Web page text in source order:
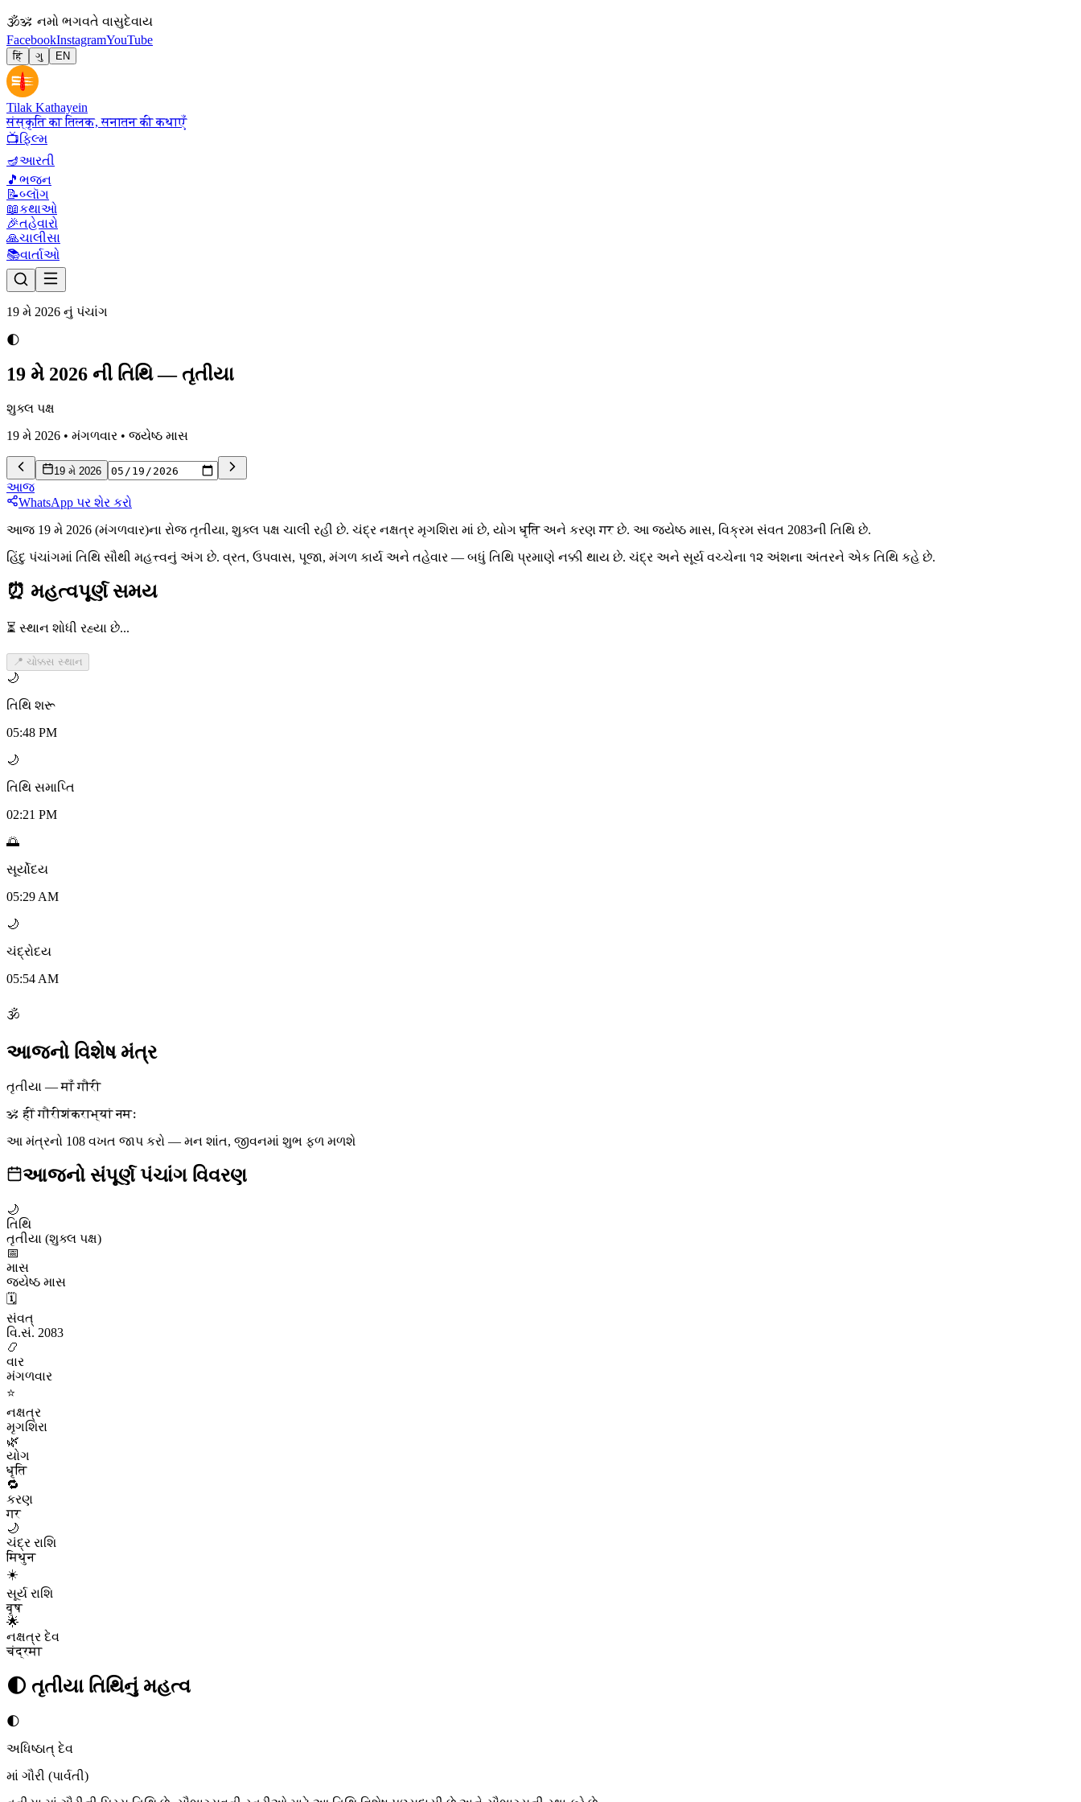
🕉ॐ નમો ભગવતે વાસુદેવાય
FacebookInstagramYouTube
हिं ગુ EN
Tilak Kathayein
संस्कृति का तिलक, सनातन की कथाएँ
📺ફિલ્મ
🪔આરતી
🎵 ભજન
📝બ્લૉગ
📖કથાઓ
🎉તહેવારો
🙏ચાલીસા
📚વાર્તાઓ
19 મે 2026 નું પંચાંગ
🌓
19 મે 2026 ની તિથિ— તૃતીયા
શુક્લ પક્ષ
19 મે 2026 • મંગળવાર • જ્યેષ્ઠ માસ
19 મે 2026
આજ
WhatsApp પર શેર કરો
આજ 19 મે 2026 (મંગળવાર)ના રોજ તૃતીયા, શુક્લ પક્ષ ચાલી રહી છે. ચંદ્ર નક્ષત્ર મૃગશિરા માં છે, યોગ धृति અને કરણ गर છે. આ જ્યેષ્ઠ માસ, વિક્રમ સંવત 2083ની તિથિ છે.
હિંદુ પંચાંગમાં તિથિ સૌથી મહત્ત્વનું અંગ છે. વ્રત, ઉપવાસ, પૂજા, મંગળ કાર્ય અને તહેવાર — બધું તિથિ પ્રમાણે નક્કી થાય છે. ચંદ્ર અને સૂર્ય વચ્ચેના ૧૨ અંશના અંતરને એક તિથિ કહે છે.
⏰ મહત્વપૂર્ણ સમય
⏳ સ્થાન શોધી રહ્યા છે...
📍 ચોક્કસ સ્થાન
🌙
તિથિ શરૂ
05:48 PM
🌙
તિથિ સમાપ્તિ
02:21 PM
🌅
સૂર્યોદય
05:29 AM
🌙
ચંદ્રોદય
05:54 AM
🕉
આજનો વિશેષ મંત્ર
તૃતીયા —माँ गौरी
ॐ हीं गौरीशंकराभ्यां नमः
આ મંત્રનો 108 વખત જાપ કરો — મન શાંત, જીવનમાં શુભ ફળ મળશે
આજનો સંપૂર્ણ પંચાંગ વિવરણ
🌙
તિથિ
તૃતીયા (શુક્લ પક્ષ)
📅
માસ
જ્યેષ્ઠ માસ
🗓️
સંવત્
વિ.સં. 2083
📿
વાર
મંગળવાર
⭐
નક્ષત્ર
મૃગશિરા
🌿
યોગ
धृति
🔁
કરણ
गर
🌙
ચંદ્ર રાશિ
मिथुन
☀️
સૂર્ય રાશિ
वृष
🌟
નક્ષત્ર દેવ
चंद्रमा
🌓 તૃતીયા તિથિનું મહત્વ
🌓
અધિષ્ઠાત્ દેવ
માં ગૌરી (પાર્વતી)